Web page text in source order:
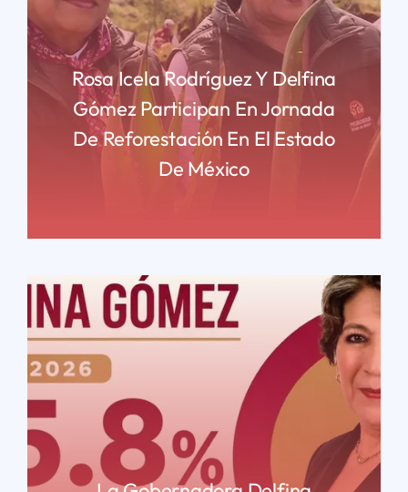
Rosa Icela Rodríguez Y Delfina
Gómez Participan En Jornada
De Reforestación En El Estado
De México